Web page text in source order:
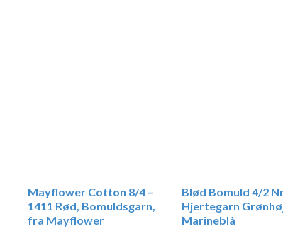
Mayflower Cotton 8/4 –
1411 Rød, Bomuldsgarn,
fra Mayflower
Blød Bomuld 4/2
Hjertegarn
Marineblå